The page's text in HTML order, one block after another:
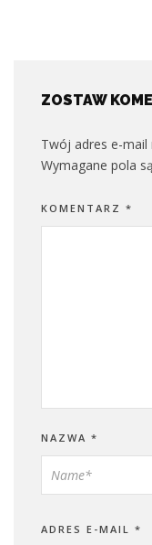
ZOSTAW
Twój adres e-mail
Wymagane pola
KOMENTARZ *
NAZWA *
ADRES E-MAIL *